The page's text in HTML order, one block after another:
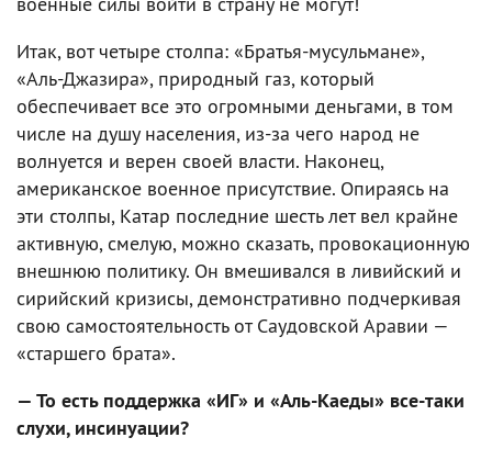
Итак, вот четыре столпа: «Братья-мусульмане»,
«Аль-Джазира», природный газ, который
обеспечивает все это огромными деньгами, в том
числе на душу населения, из-за чего народ не
волнуется и верен своей власти. Наконец,
американское военное присутствие. Опираясь на
эти столпы, Катар последние шесть лет вел крайне
активную, смелую, можно сказать, провокационную
внешнюю политику. Он вмешивался в ливийский и
сирийский кризисы, демонстративно подчеркивая
свою самостоятельность от Саудовской Аравии —
«старшего брата».
— То есть поддержка «ИГ» и «Аль-Каеды» все-таки
слухи, инсинуации?